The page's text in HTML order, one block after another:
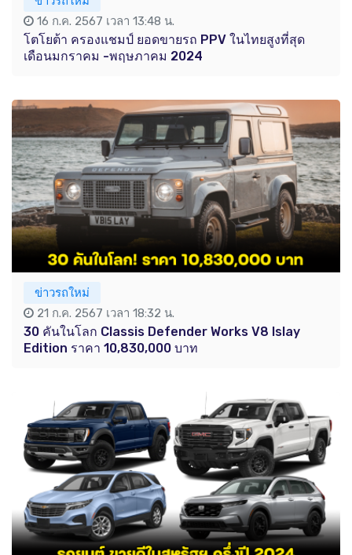
16 ก.ค. 2567 เวลา 13:48 น.
โตโยต้า ครองแชมป์ ยอดขายรถ PPV ในไทยสูงที่สุด
เดือนมกราคม -พฤษภาคม 2024
ข่าวรถใหม่
21 ก.ค. 2567 เวลา 18:32 น.
30 คันในโลก Classis Defender Works V8 Islay
Edition ราคา 10,830,000 บาท